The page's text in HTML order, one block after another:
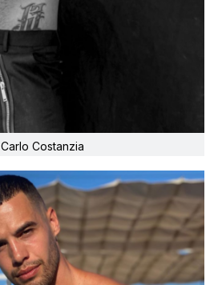
Carlo Costanzia